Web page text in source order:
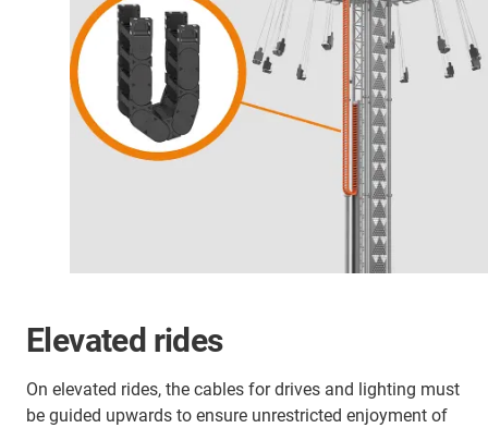
Elevated rides
On elevated rides, the cables for drives and lighting must
be guided upwards to ensure unrestricted enjoyment of